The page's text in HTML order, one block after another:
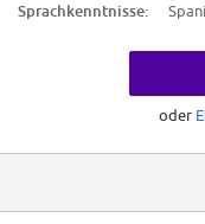
2026-03-31
Nivel académico
Ninguno
Sprachkenntnisse:
oder